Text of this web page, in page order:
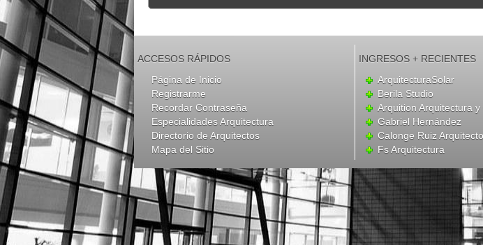
ACCESOS RÁPIDOS
Página de Inicio
Registrarme
Recordar Contraseña
Especialidades Arquitectura
Directorio de Arquitectos
Mapa del Sitio
INGRESOS + RECIENTES
ArquitecturaSolar
Berila Studio
Arquition Arquitectura
Gabriel Hernández
Calonge Ruiz
Fs Arquitectura